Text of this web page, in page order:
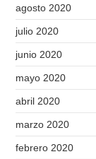
agosto 2020
julio 2020
junio 2020
mayo 2020
abril 2020
marzo 2020
febrero 2020